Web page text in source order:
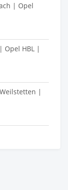
| Opel
Opel HBL |
|